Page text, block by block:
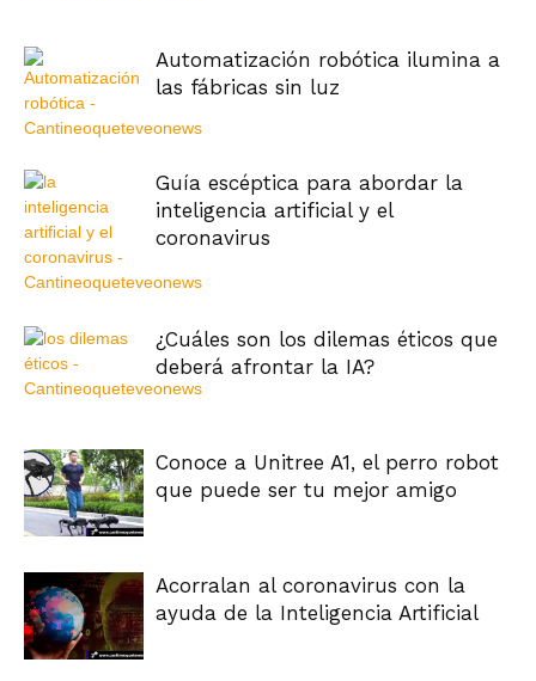
Automatización robótica ilumina a
las fábricas sin luz
Guía escéptica para abordar la
inteligencia artificial y el
coronavirus
¿Cuáles son los dilemas éticos que
deberá afrontar la IA?
Conoce a Unitree A1, el perro robot
que puede ser tu mejor amigo
Acorralan al coronavirus con la
ayuda de la Inteligencia Artificial